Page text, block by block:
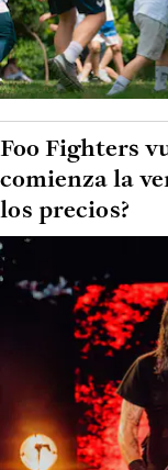
Foo Fighters
comienza la
los precios?